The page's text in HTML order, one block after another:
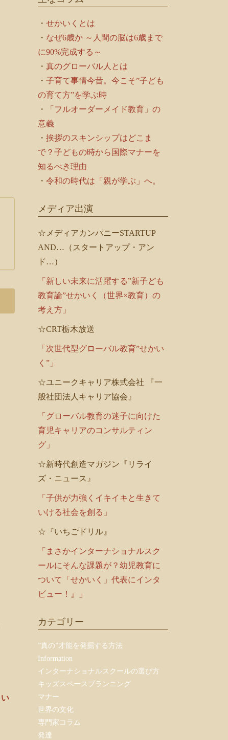
い
ム・ せかいくとは
・ なぜ6歳か ～人間の脳は6歳まで
に90%完成する～
・ 真のグローバル人とは
・ 子育て事情今昔。今こそ”子ども
の育て方”を学ぶ時
・
「フルオーダーメイド教育」の
意義
・ 挨拶のスキンシップはどこま
で？子どもの時から国際マナーを
知るべき理由
・ 令和の時代は「親が学ぶ」へ。
メディア出演
☆メディアカンパニーSTARTUP
AND…（スタートアップ・アン
ド…）
「新しい未来に活躍する”新子ども
教育論”せかいく（世界×教育）の
考え方」
☆CRT栃木放送
「次世代型グローバル教育”せかい
く”」
☆ユニークキャリア株式会社 『一
般社団法人キャリア協会』
「グローバル教育の迷子に向けた
育児キャリアのコンサルティン
グ」
☆新時代創造マガジン『リライ
ズ・ニュース』
「子供が力強くイキイキと生きて
いける社会を創る」
☆『いちごドリル』
「まさかインターナショナルスク
ールにそんな課題が？幼児教育に
ついて「せかいく」代表にインタ
ビュー！』」
カテゴリー
”真の”才能を発掘する方法
Information
インターナショナルスクールの選び方
キッズスペースプランニング
マナー
世界の文化
専門家コラム
発達